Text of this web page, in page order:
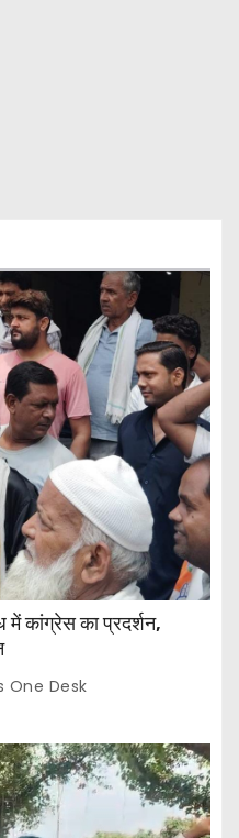
में कांग्रेस का प्रदर्शन,
One Desk